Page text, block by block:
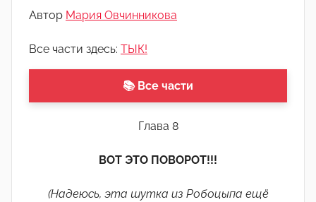
l
i
Автор Мария Овчинникова
Все части здесь: ТЫК!
📚 Все части
Глава 8
ВОТ ЭТО ПОВОРОТ!!!
(Надеюсь, эта шутка из Робоцыпа ещё